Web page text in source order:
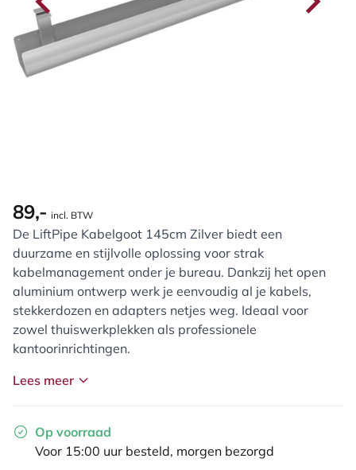
89,- incl. BTW
De LiftPipe Kabelgoot 145cm Zilver biedt een
duurzame en stijlvolle oplossing voor strak
kabelmanagement onder je bureau. Dankzij het open
aluminium ontwerp werk je eenvoudig al je kabels,
stekkerdozen en adapters netjes weg. Ideaal voor
zowel thuiswerkplekken als professionele
kantoorinrichtingen.
Lees meer
Op voorraad
Voor 15:00 uur besteld, morgen bezorgd